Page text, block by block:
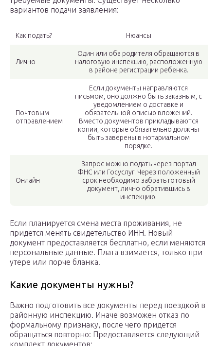
вариантов подачи заявления:
Как подать? Нюансы
Лично
Один или оба родителя обращаются в
налоговую инспекцию, расположенную
в районе регистрации ребенка.
Почтовым
отправлением
Если документы направляются
письмом, оно должно быть заказным, с
уведомлением о доставке и
обязательной описью вложений.
Вместо документов прикладываются
копии, которые обязательно должны
быть заверены в нотариальном
порядке.
Онлайн
Запрос можно подать через портал
ФНС или Госуслуг. Через положенный
срок необходимо забрать готовый
документ, лично обратившись в
инспекцию.
Если планируется смена места проживания, не
придется менять свидетельство ИНН. Новый
документ предоставляется бесплатно, если меняются
персональные данные. Плата взимается, только при
утере или порче бланка.
Какие документы нужны?
Важно подготовить все документы перед поездкой в
районную инспекцию. Иначе возможен отказ по
формальному признаку, после чего придется
обращаться повторно: Предоставляется следующий
комплект документов: